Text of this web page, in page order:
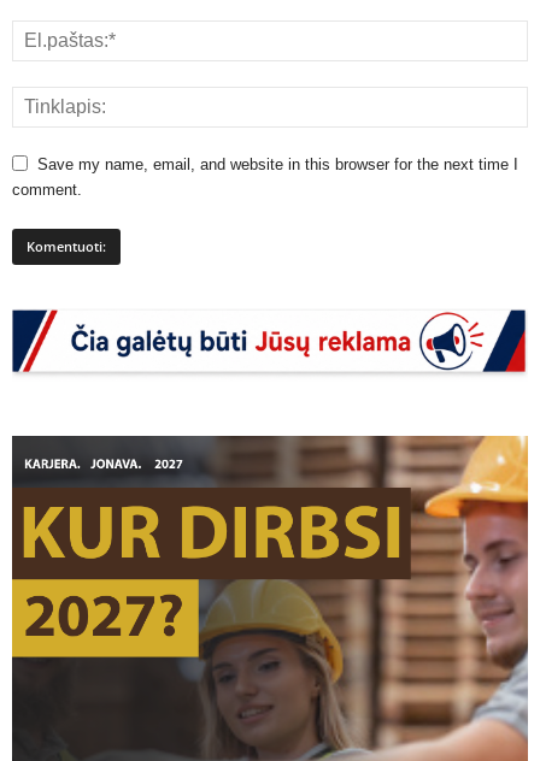
Save my name, email, and website in this browser for the next time I
comment.